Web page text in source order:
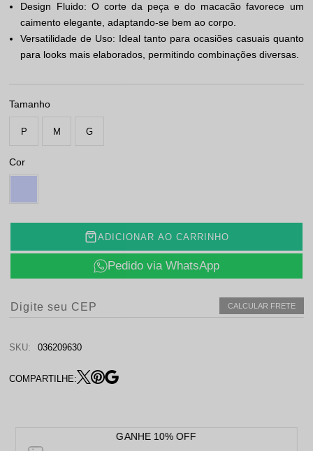
Design Fluido: O corte da peça e do macacão favorece um
caimento elegante, adaptando-se bem ao corpo.
Versatilidade de Uso: Ideal tanto para ocasiões casuais quanto
para looks mais elaborados, permitindo combinações diversas.
Tamanho
P M G
Cor
ADICIONAR AO CARRINHO
Pedido via WhatsApp
CALCULAR FRETE
SKU: 036209630
COMPARTILHE:
GANHE 10% OFF